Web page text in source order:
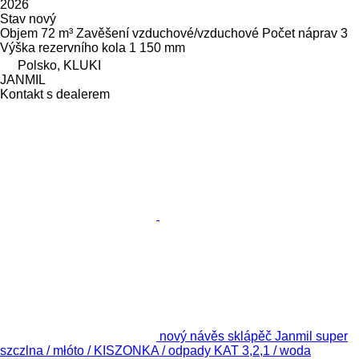
2026
Stav nový
Objem 72 m³ Zavěšení vzduchové/vzduchové Počet náprav 3
Výška rezervního kola 1 150 mm
Polsko, KLUKI
JANMIL
Kontakt s dealerem
nový návěs sklápěč Janmil super
szczlna / młóto / KISZONKA / odpady KAT 3,2,1 / woda